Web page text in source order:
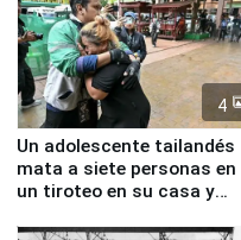
4
Un adolescente tailandés
mata a siete personas en
un tiroteo en su casa y